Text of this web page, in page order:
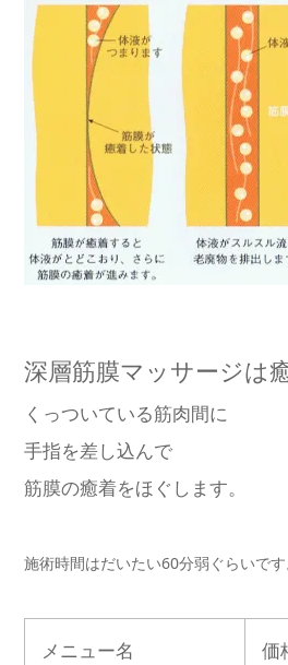
深層筋膜マッサージは
くっついている筋肉間に
手指を差し込んで
筋膜の癒着をほぐします。
施術時間はだいたい60分弱ぐらいです
メニュー名 価